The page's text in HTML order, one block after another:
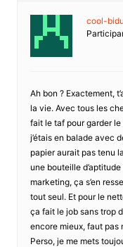
cool-
Ah bon ? Exactement,
la vie. Avec tous les
fait le taf pour garder
j’étais en balade avec
papier aurait pas tenu
une bouteille
marketing, ça s’en
tout seul. Et pour le
ça fait le job sans trop
encore mieux, faut pas
Perso, je me mets